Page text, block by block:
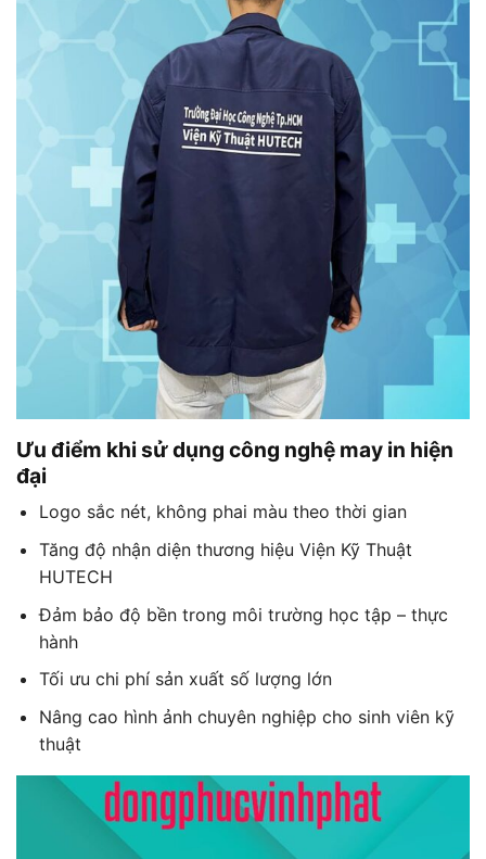
Ưu điểm khi sử dụng công nghệ may in hiện
đại
Logo sắc nét, không phai màu theo thời gian
Tăng độ nhận diện thương hiệu Viện Kỹ Thuật
HUTECH
Đảm bảo độ bền trong môi trường học tập – thực
hành
Tối ưu chi phí sản xuất số lượng lớn
Nâng cao hình ảnh chuyên nghiệp cho sinh viên kỹ
thuật